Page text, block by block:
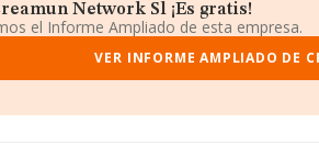
Network Sl ¡Es gratis!
el Informe Ampliado de esta empresa.
VER INFORME AMPLIADO DE